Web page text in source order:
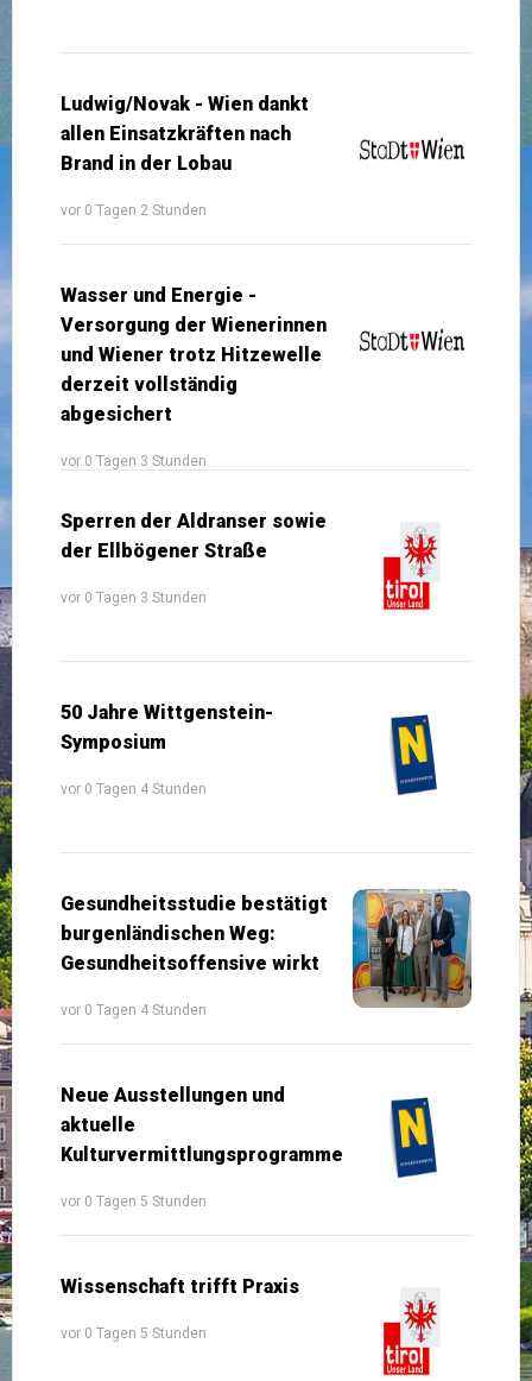
Ludwig/Novak - Wien dankt
allen Einsatzkräften nach
Brand in der Lobau
vor 0 Tagen 2 Stunden
Wasser und Energie -
Versorgung der Wienerinnen
und Wiener trotz Hitzewelle
derzeit vollständig
abgesichert
vor 0 Tagen 3 Stunden
Sperren der Aldranser sowie
der Ellbögener Straße
vor 0 Tagen 3 Stunden
50 Jahre Wittgenstein-
Symposium
vor 0 Tagen 4 Stunden
Gesundheitsstudie bestätigt
burgenländischen Weg:
Gesundheitsoffensive wirkt
vor 0 Tagen 4 Stunden
Neue Ausstellungen und
aktuelle
Kulturvermittlungsprogramme
vor 0 Tagen 5 Stunden
Wissenschaft trifft Praxis
vor 0 Tagen 5 Stunden